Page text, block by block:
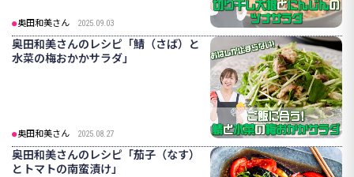
奥田和美さん 2025.09.03
奥田和美さんのレシピ「鯖（さば）と
水菜の梅おかかサラダ」
奥田和美さん 2025.08.27
奥田和美さんのレシピ「茄子（なす）
とトマトの南蛮漬け」